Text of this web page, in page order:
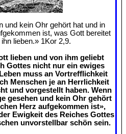
und kein Ohr gehört hat und in
ist, was Gott bereitet
lieben.» 1Kor 2,9.
lieben und von ihm geliebt
Gottes nicht nur ein ewiges
muss an Vortrefflichkeit
Menschen je an Herrlichkeit
und vorgestellt haben. Wenn
gesehen und kein Ohr gehört
Herz aufgekommen ist»,
Ewigkeit des Reiches Gottes
unvorstellbar schön sein.